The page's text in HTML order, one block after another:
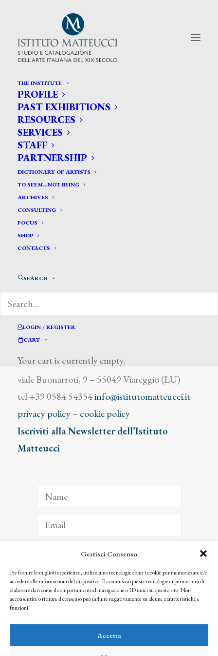
Gestisci Consenso
Per fornire le migliori esperienze, utilizziamo tecnologie come i cookie per memorizzare e/o
accedere alle informazioni del dispositivo. Il consenso a queste tecnologie ci permetterà di
elaborare dati come il comportamento di navigazione o ID unici su questo sito. Non
acconsentire o ritirare il consenso può influire negativamente su alcune caratteristiche e
funzioni.
Accetta
THE INSTITUTE
PROFILE
PAST EXHIBITIONS
RESOURCES
SERVICES
STAFF
PARTNERSHIP
DICTIONARY OF ARTISTS
TO SEEM…NOT BEING
ARCHIVES
CONSULTING
FOCUS
SHOP
CONTACTS
SEARCH
LOGIN / REGISTER
CART
Your cart is currently empty.
CERCA TRA GLI ARTISTI:
Search
for:
Romanin L.
Istituto Matteucci
viale Buonarroti, 9 – 55049 Viareggio (LU)
tel +39 0584 54354info@istitutomatteucci.it
privacy policy– cookie policy
Iscriviti alla Newsletter dell’Istituto
Matteucci
ISCRIVITI
Facendo clic per iscriverti, riconosci che le tue informazioni saranno trattate
seguendo la nostra Privacy Policy
© 2025 Istituto Matteucci. All right reserved
l’autorizzazione scritta dei proprietari dei diritti e dell’Istituto Matteucci